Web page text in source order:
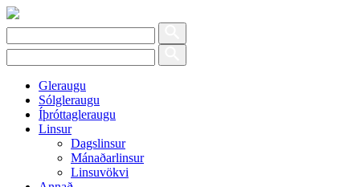
Gleraugu
Sólgleraugu
Íþróttagleraugu
Linsur
Dagslinsur
Mánaðarlinsur
Linsuvökvi